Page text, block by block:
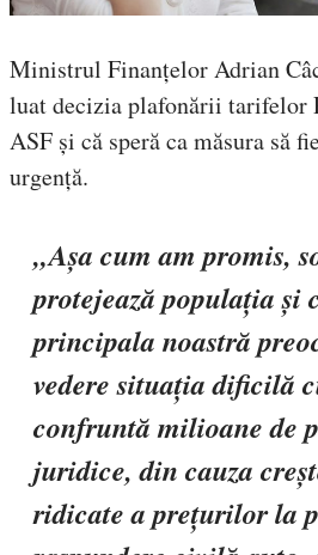
Ministrul Finanțelor Adrian
luat decizia plafonării tarifelor
ASF și că speră ca măsura să
urgență.
„Așa cum am promis,
protejează populația și
principala noastră
vedere situația dificilă
confruntă milioane de
juridice, din cauza
ridicate a prețurilor la